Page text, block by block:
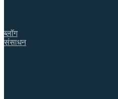
ब्लॉग
संसाधन